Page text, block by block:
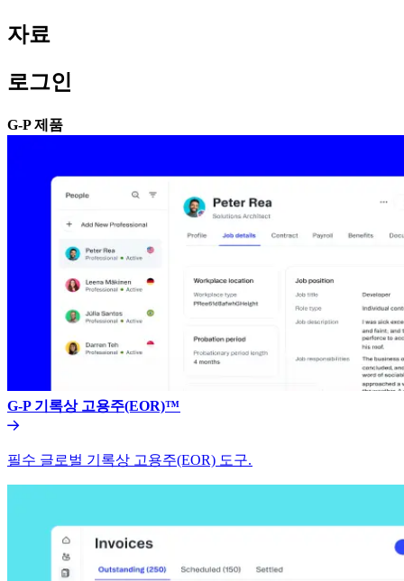
자료​​
로그인​​
G-P 제품​​
G-P 기록상 고용주(EOR)™​​
필수 글로벌 기록상 고용주(EOR) 도구.​​